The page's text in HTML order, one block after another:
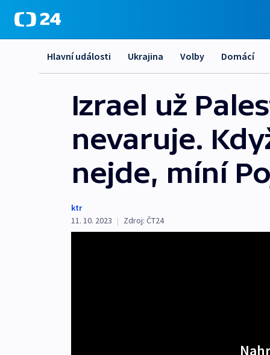
Hlavní události Ukrajina Volby Domácí
Izrael už
nevaruje.
nejde, míní
ktr
11. 10. 2023 | Zdroj: ČT24